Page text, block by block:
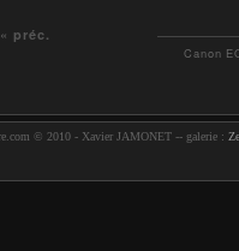
Canon
« préc.
© 2010 - Xavier JAMONET -- galerie :